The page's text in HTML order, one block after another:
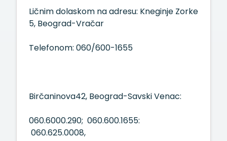
Ličnim dolaskom na adresu: Kneginje Zorke
5, Beograd-Vračar
Telefonom: 060/600-1655
Birčaninova42, Beograd-Savski Venac:
060.6000.290; 060.600.1655:
060.625.0008,